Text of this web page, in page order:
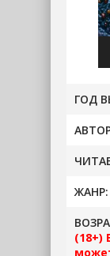
ГОД
ЖАНР:
(18+)